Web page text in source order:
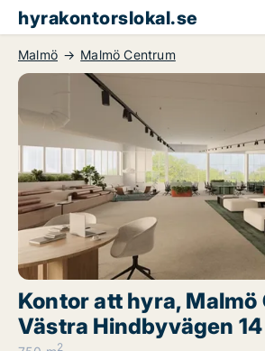
hyrakontorslokal.se
Malmö Malmö Centrum
Kontor att hyra, Malmö
Västra Hindbyvägen 14
2